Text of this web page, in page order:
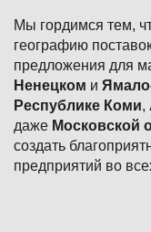
Мы гордимся тем,
географию
предложения для
Ненецком и
Республике Коми,
даже Московской
создать
предприятий во